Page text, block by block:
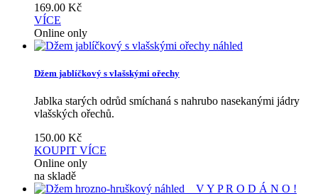
169.00 Kč
VÍCE
Online only
náhled
Džem jablíčkový s vlašskými ořechy
Jablka starých odrůd smíchaná s nahrubo nasekanými jádry
vlašských ořechů.
150.00 Kč
KOUPIT VÍCE
Online only
na skladě
náhled
V Y P R O D Á N O !